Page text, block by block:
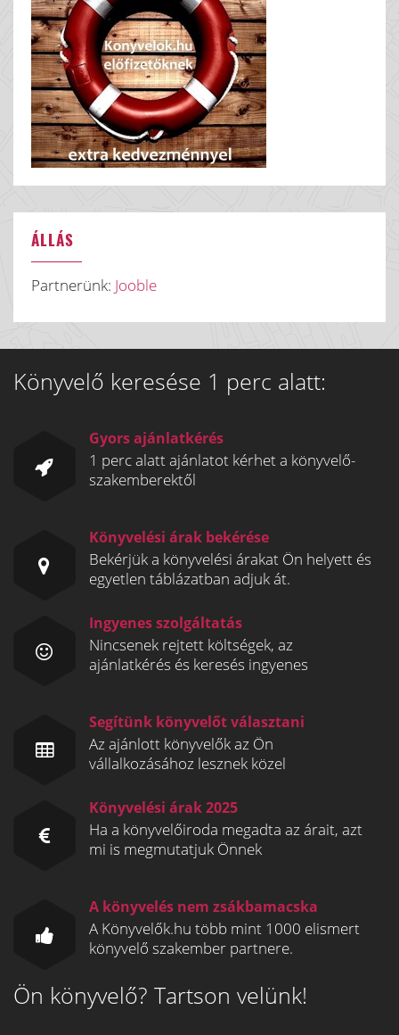
ÁLLÁS
Partnerünk: Jooble
Könyvelő keresése 1 perc alatt:
Gyors ajánlatkérés
1 perc alatt ajánlatot kérhet a könyvelő-
szakemberektől
Könyvelési árak bekérése
Bekérjük a könyvelési árakat Ön helyett és
egyetlen táblázatban adjuk át.
Ingyenes szolgáltatás
Nincsenek rejtett költségek, az
ajánlatkérés és keresés ingyenes
Segítünk könyvelőt választani
Az ajánlott könyvelők az Ön
vállalkozásához lesznek közel
Könyvelési árak 2025
Ha a könyvelőiroda megadta az árait, azt
mi is megmutatjuk Önnek
A könyvelés nem zsákbamacska
A Könyvelők.hu több mint 1000 elismert
könyvelő szakember partnere.
Ön könyvelő? Tartson velünk!